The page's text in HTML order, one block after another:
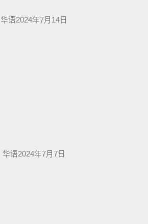
华语2024年7月14日
华语2024年7月7日